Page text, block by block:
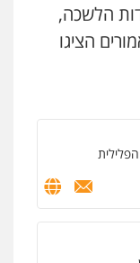
הלשכה,
הציגו
דין
כלכלית הלבנת